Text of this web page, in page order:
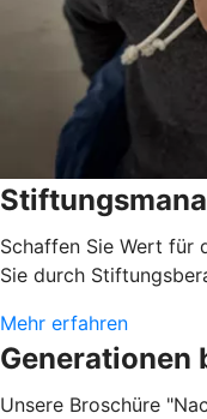
Schaffen Sie Wert für
Sie durch
Mehr erfahren
Generationen
Unsere Broschüre